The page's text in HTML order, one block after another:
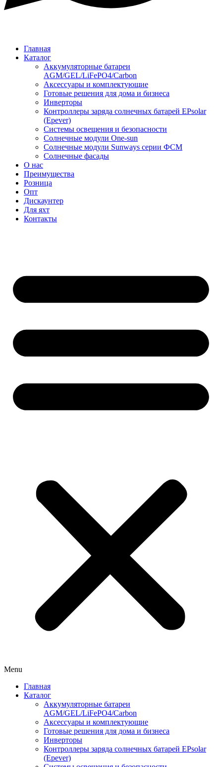
Главная
Каталог
Аккумуляторные батареи
AGM/GEL/LiFePO4/Carbon
Аксессуары и комплектующие
Готовые решения для дома и бизнеса
Инверторы
Контроллеры заряда солнечных батарей EPsolar
(Epever)
Системы освещения и безопасности
Солнечные модули One-sun
Солнечные модули Sunways серии ФСМ
Солнечные фасады
О нас
Преимущества
Розница
Опт
Дискаунтер
Для яхт
Контакты
Menu
Главная
Каталог
Аккумуляторные батареи
AGM/GEL/LiFePO4/Carbon
Аксессуары и комплектующие
Готовые решения для дома и бизнеса
Инверторы
Контроллеры заряда солнечных батарей EPsolar
(Epever)